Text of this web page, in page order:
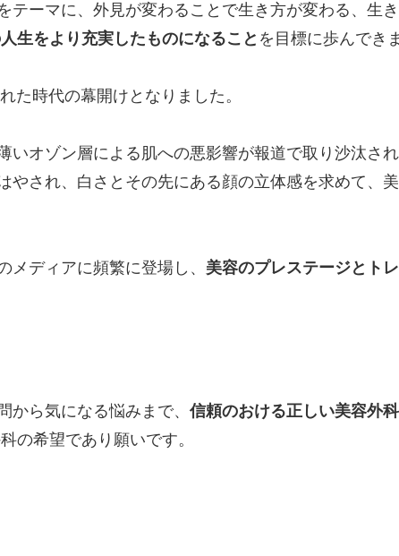
テーマに、外見が変わることで生き方が変わる、生
生をより充実したものになること を目標に歩んでき
た時代の幕開けとなりました。
いオゾン層による肌への悪影響が報道で取り沙汰さ
やされ、白さとその先にある顔の立体感を求めて、
ディアに頻繁に登場し、 美容のプレステージとト
ら気になる悩みまで、 信頼のおける正しい美容外
の希望であり願いです。